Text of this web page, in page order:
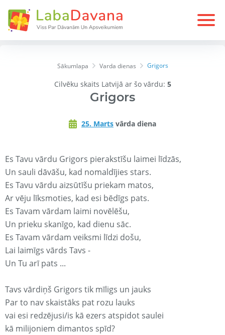
Sākumlapa Varda dienas Grigors
Cilvēku skaits Latvijā ar šo vārdu: 5
Grigors
25. Marts vārda diena
Es Tavu vārdu Grigors pierakstīšu laimei līdzās,
Un sauli dāvāšu, kad nomaldījies stars.
Es Tavu vārdu aizsūtīšu priekam matos,
Ar vēju līksmoties, kad esi bēdīgs pats.
Es Tavam vārdam laimi novēlēšu,
Un prieku skanīgo, kad dienu sāc.
Es Tavam vārdam veiksmi līdzi došu,
Lai laimīgs vārds Tavs -
Un Tu arī pats ...
Tavs vārdiņš Grigors tik mīligs un jauks
Par to nav skaistāks pat rozu lauks
vai esi redzējusi/is kā ezers atspidot saulei
kā milijoniem dimantos spīd?